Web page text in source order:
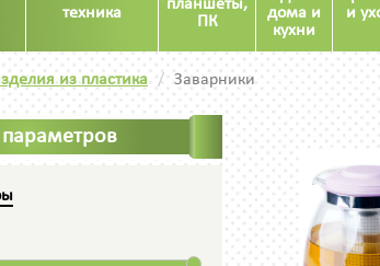
техника
планшеты,
ПК
дома и
кухни
и
из пластика Заварники